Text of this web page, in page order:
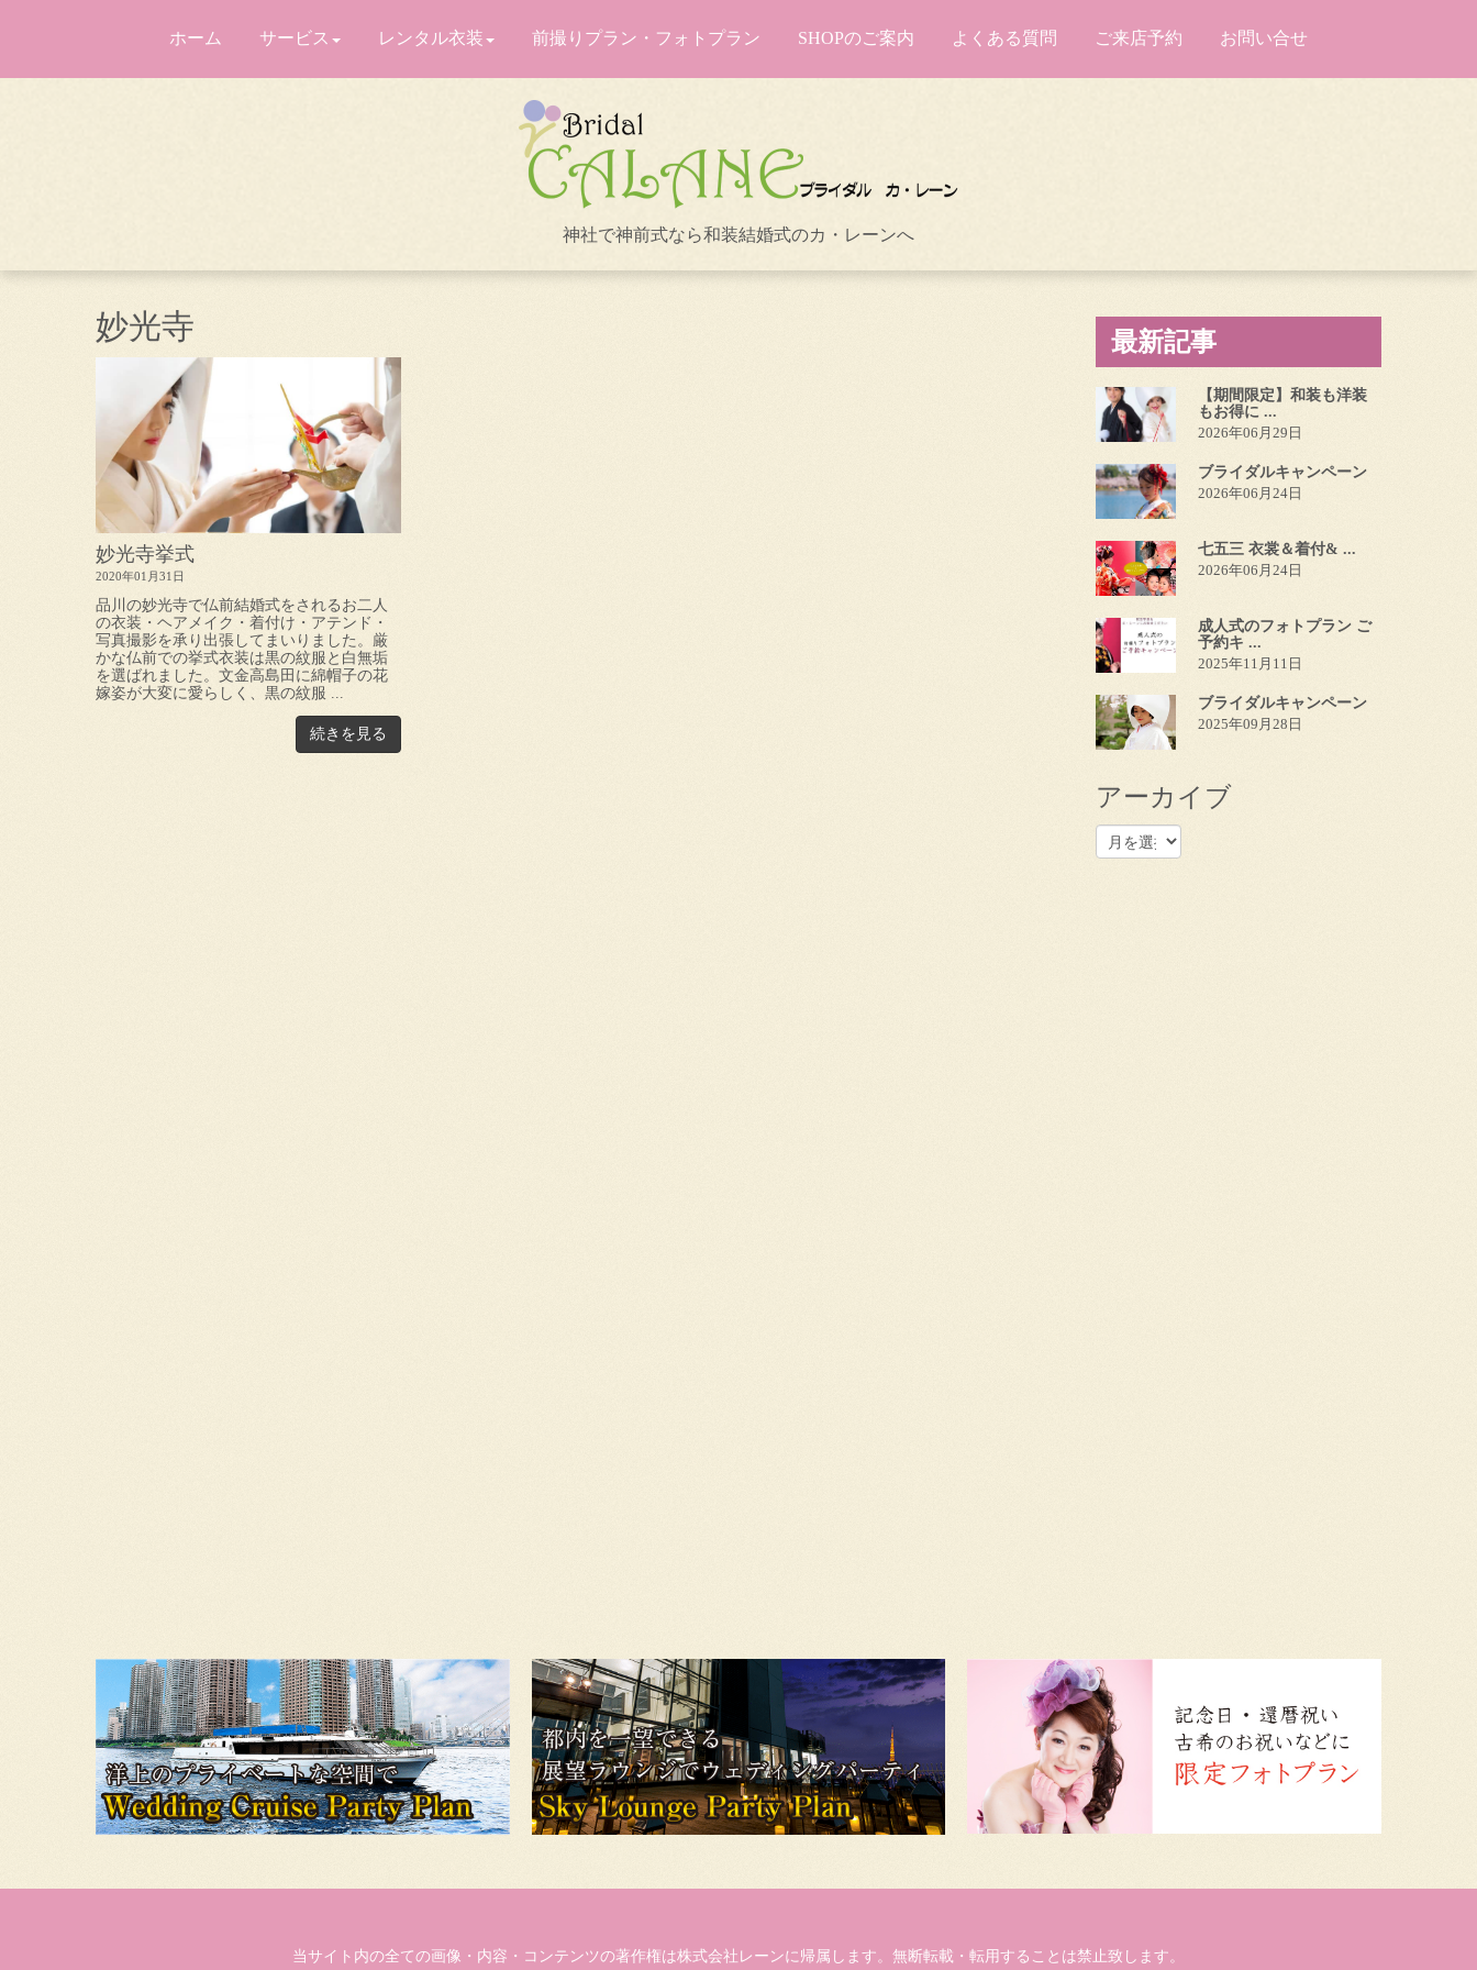
ホーム サービス レンタル衣装 前撮りプラン・フォトプラン SHOPのご案内 よくある質問 ご来店予約 お問い合せ
神社で神前式なら和装結婚式のカ・レーンへ
妙光寺
妙光寺挙式
2020年01月31日
品川の妙光寺で仏前結婚式をされるお二人
の衣装・ヘアメイク・着付け・アテンド・
写真撮影を承り出張してまいりました。厳
かな仏前での挙式衣装は黒の紋服と白無垢
を選ばれました。文金高島田に綿帽子の花
嫁姿が大変に愛らしく、黒の紋服 ...
続きを見る
最新記事
【期間限定】和装も洋装
もお得に ...
2026年06月29日
ブライダルキャンペーン
2026年06月24日
七五三 衣裳＆着付& ...
2026年06月24日
成人式のフォトプラン ご
予約キ ...
2025年11月11日
ブライダルキャンペーン
2025年09月28日
アーカイブ
当サイト内の全ての画像・内容・コンテンツの著作権は株式会社レーンに帰属します。無断転載・転用することは禁止致します。